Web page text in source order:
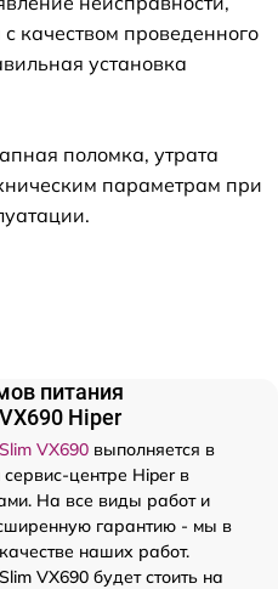
качеством проведенного
установка
поломка, утрата
параметрам при
питания
Hiper
VX690 выполняется в
центре Hiper в
На все виды работ и
гарантию - мы в
наших работ.
VX690 будет стоить на